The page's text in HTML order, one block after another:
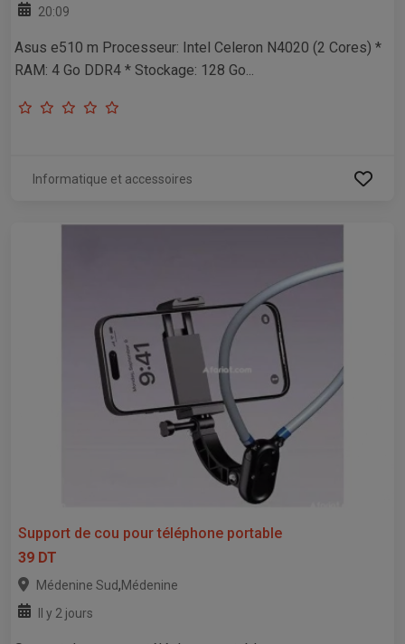
20:09
Asus e510 m Processeur: Intel Celeron N4020 (2 Cores) *
RAM: 4 Go DDR4 * Stockage: 128 Go...
Informatique et accessoires
Support de cou pour téléphone portable
39 DT
Médenine Sud,Médenine
Il y 2 jours